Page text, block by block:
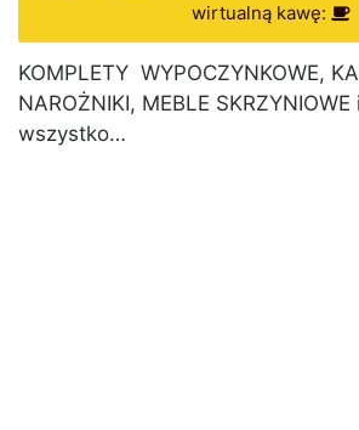
wirtualną kawę:
KOMPLETY WYPOCZYNKOWE,
NAROŻNIKI, MEBLE
wszystko…